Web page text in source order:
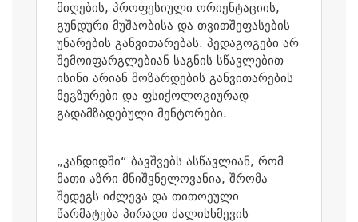
მიღების, პროფესიული ორიენტაციის,
გუნდური მუშაობისა და თვითშეფასების
უნარების განვითარებას. პედაგოგები არ
შემოიფარგლებიან საგნის სწავლებით -
ისინი არიან მოზარდების განვითარების
მეგზურები და ფსიქოლოგიურად
გადამზადებული მენტორები.
„კანდიდში“ ბავშვებს ასწავლიან, რომ
მათი აზრი მნიშვნელოვანია, შრომა
შედეგს იძლევა და თითოეული
წარმატება პირადი ძალისხმევის